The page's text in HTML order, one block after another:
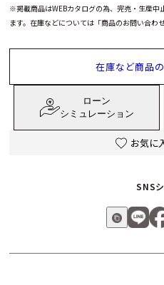
なコックピット環境に耐え、さ
する役目を負っています。しか
空軍所属である必要はありませ
す。すべてのステンレスステチ
ィング・ピン・バックル付きミ
たはマイクロアジャスタブル
き3連ステンレススチール製ブ
アベンジャーの300m防水、確
た構造のすべてをご堪能いただ
う機動(マニューバ)の一つ。横
※掲載商品はWEBカタログの為、完売・生産中
ます。在庫などについては「商品のお問い合わ
在庫など商品
ローン
シミュレーション
お気に
SNS